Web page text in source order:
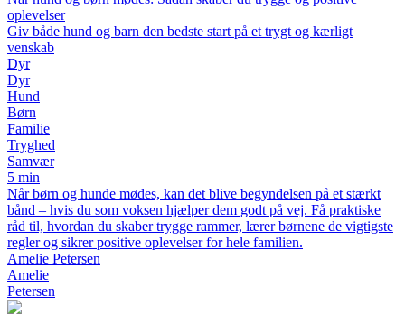
oplevelser
Giv både hund og barn den bedste start på et trygt og kærligt
venskab
Dyr
Dyr
Hund
Børn
Familie
Tryghed
Samvær
5 min
Når børn og hunde mødes, kan det blive begyndelsen på et stærkt
bånd – hvis du som voksen hjælper dem godt på vej. Få praktiske
råd til, hvordan du skaber trygge rammer, lærer børnene de vigtigste
regler og sikrer positive oplevelser for hele familien.
Amelie Petersen
Amelie
Petersen